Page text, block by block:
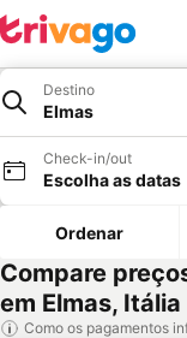
Destino
Elmas
Check-in/out
Escolha as datas
Ordenar
Compare
em Elmas, Itália
Como os pagamentos